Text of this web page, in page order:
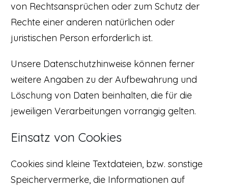
von Rechtsansprüchen oder zum Schutz der
Rechte einer anderen natürlichen oder
juristischen Person erforderlich ist.
Unsere Datenschutzhinweise können ferner
weitere Angaben zu der Aufbewahrung und
Löschung von Daten beinhalten, die für die
jeweiligen Verarbeitungen vorrangig gelten.
Einsatz von Cookies
Cookies sind kleine Textdateien, bzw. sonstige
Speichervermerke, die Informationen auf